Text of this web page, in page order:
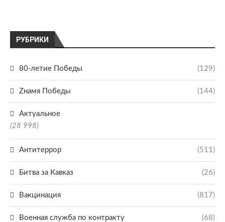
РУБРИКИ
80-летие Победы (129)
Zнамя Победы (144)
Актуальное
(28 998)
Антитеррор (511)
Битва за Кавказ (26)
Вакцинация (817)
Военная служба по контракту (68)